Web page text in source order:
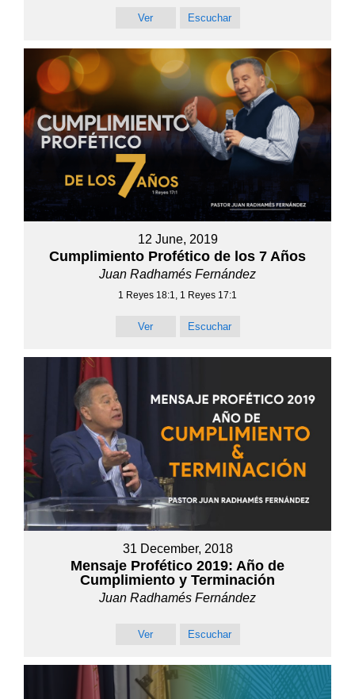
Ver Escuchar
12 June, 2019
Cumplimiento Profético de los 7 Años
Juan Radhamés Fernández
1 Reyes 18:1, 1 Reyes 17:1
Ver Escuchar
31 December, 2018
Mensaje Profético 2019: Año de
Cumplimiento y Terminación
Juan Radhamés Fernández
Ver Escuchar